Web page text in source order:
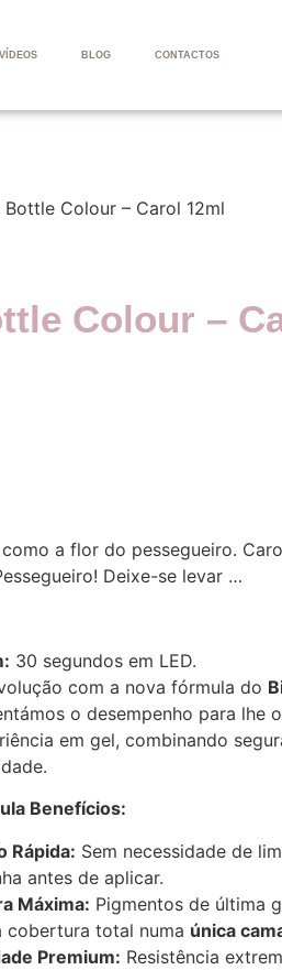
VÍDEOS BLOG CONTACTOS
Bottle Colour – Carol 12ml
Colour –
a flor do pessegueiro.
Deixe-se levar …
30 segundos em LED.
com a nova fórmula do
o desempenho para lhe
em gel, combinando
Benefícios:
Rápida: Sem necessidade de
antes de aplicar.
Máxima: Pigmentos de última
cobertura total numa única
Premium: Resistência